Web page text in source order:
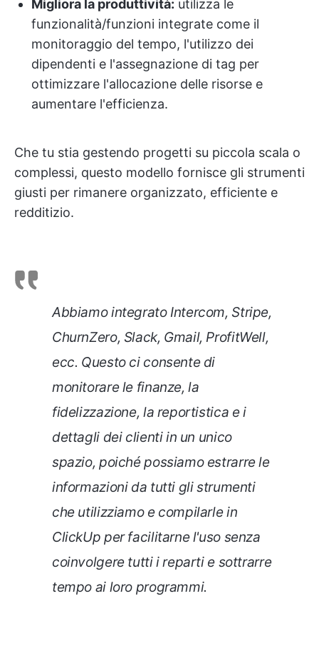
Migliora la produttività: utilizza le
funzionalità/funzioni integrate come il
monitoraggio del tempo, l'utilizzo dei
dipendenti e l'assegnazione di tag per
ottimizzare l'allocazione delle risorse e
aumentare l'efficienza.
Che tu stia gestendo progetti su piccola scala o
complessi, questo modello fornisce gli strumenti
giusti per rimanere organizzato, efficiente e
redditizio.
Abbiamo integrato Intercom, Stripe,
ChurnZero, Slack, Gmail, ProfitWell,
ecc. Questo ci consente di
monitorare le finanze, la
fidelizzazione, la reportistica e i
dettagli dei clienti in un unico
spazio, poiché possiamo estrarre le
informazioni da tutti gli strumenti
che utilizziamo e compilarle in
ClickUp per facilitarne l'uso senza
coinvolgere tutti i reparti e sottrarre
tempo ai loro programmi.